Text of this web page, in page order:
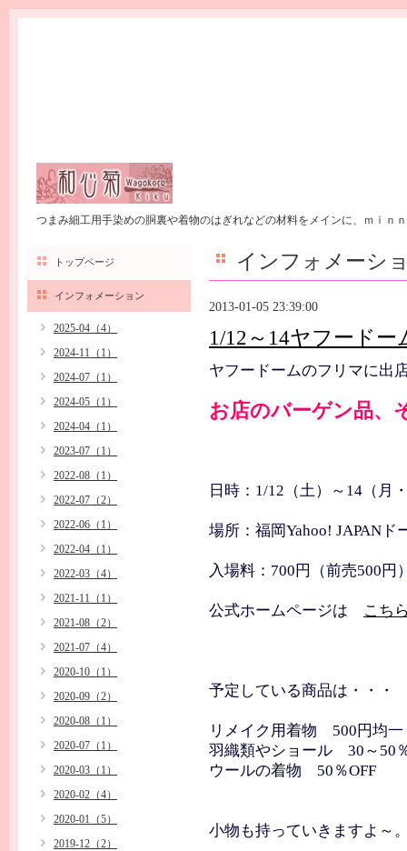
つまみ細工用手染めの胴裏や着物のはぎれなどの材料をメインに、ｍｉｎ
インフォメーシ
2013-01-05 23:39:00
1/12～14ヤフード
ヤフードームのフリマに出
お店のバーゲン品
日時：1/12（土）～14（月
場所：福岡Yahoo! JAPANド
入場料：700円（前売500円
公式ホームページは こち
予定している商品は・・・
リメイク用着物 500円均一
羽織類やショール 30～50
ウールの着物 50％OFF
小物も持っていきますよ～
トップページ
インフォメーション
2025-04（4）
2024-11（1）
2024-07（1）
2024-05（1）
2024-04（1）
2023-07（1）
2022-08（1）
2022-07（2）
2022-06（1）
2022-04（1）
2022-03（4）
2021-11（1）
2021-08（2）
2021-07（4）
2020-10（1）
2020-09（2）
2020-08（1）
2020-07（1）
2020-03（1）
2020-02（4）
2020-01（5）
2019-12（2）